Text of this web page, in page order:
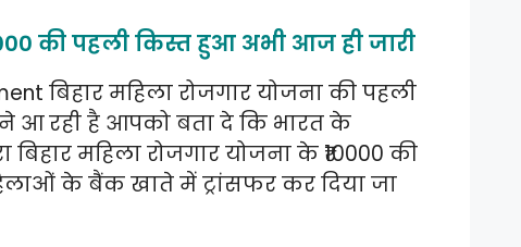
की पहली किस्त हुआ अभी आज ही जारी
बिहार महिला रोजगार योजना की पहली
आ रही है आपको बता दे कि भारत के
बिहार महिला रोजगार योजना के ₹10000 की
के बैंक खाते में ट्रांसफर कर दिया जा